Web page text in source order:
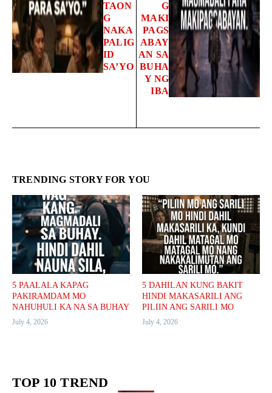
TAON
G
NAKA
PALIG
ID
SA’YO
G
MAKI
PAGS
ABAY
AN SA
BUHA
Y NG
IBA
TRENDING STORY FOR YOU
5 PAALALA KAPAG
PAKIRAMDAM MO
NAHUHULI KA NA SA BUHAY
July 4, 2026
5 DAHILAN KUNG BAKIT
HINDI MAKASARILI ANG
PILIIN ANG SARILI MO
July 4, 2026
TOP 10 TREND